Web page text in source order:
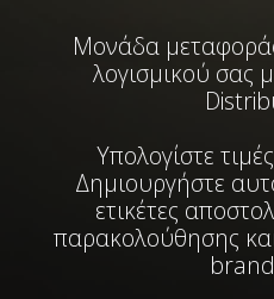
Μονάδα
λογισμικού σας
Υπολογίστε
Δημιουργήστε
ετικέτες
παρακολούθησης